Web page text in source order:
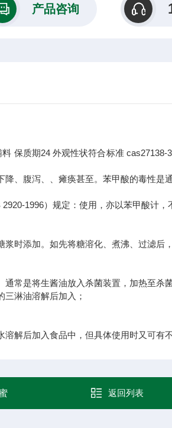
产品咨询
料 保质期24 外观性状符合标准 cas27138-
降、腹泻、、瘫痪甚至。苯甲酸的毒性是
1996）规定：使用，亦以苯甲酸计，
时添加。如先将糖溶化、煮沸、过滤后
通常是将生酱油放入杀菌装置，加热至
淋油溶解后加入；
解后加入食品中，但具体使用时又可有
返回列表